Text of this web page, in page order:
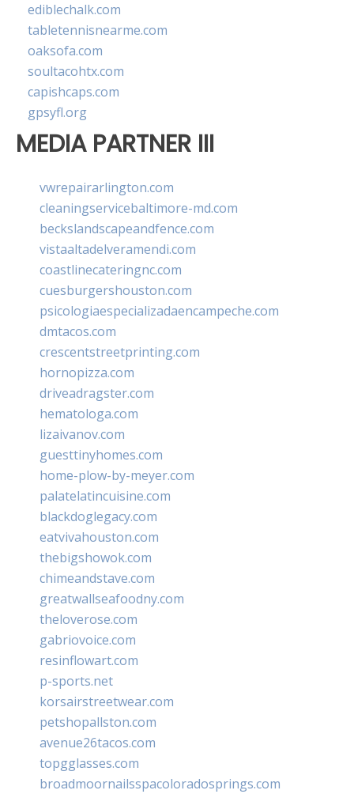
ediblechalk.com
tabletennisnearme.com
oaksofa.com
soultacohtx.com
capishcaps.com
gpsyfl.org
MEDIA PARTNER III
vwrepairarlington.com
cleaningservicebaltimore-md.com
beckslandscapeandfence.com
vistaaltadelveramendi.com
coastlinecateringnc.com
cuesburgershouston.com
psicologiaespecializadaencampeche.com
dmtacos.com
crescentstreetprinting.com
hornopizza.com
driveadragster.com
hematologa.com
lizaivanov.com
guesttinyhomes.com
home-plow-by-meyer.com
palatelatincuisine.com
blackdoglegacy.com
eatvivahouston.com
thebigshowok.com
chimeandstave.com
greatwallseafoodny.com
theloverose.com
gabriovoice.com
resinflowart.com
p-sports.net
korsairstreetwear.com
petshopallston.com
avenue26tacos.com
topgglasses.com
broadmoornailsspacoloradosprings.com